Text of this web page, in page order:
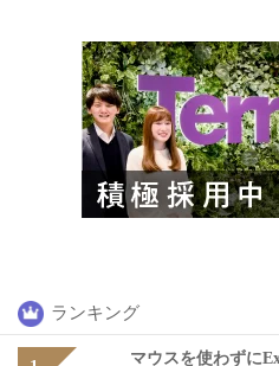
ランキング
マウスを使わずに